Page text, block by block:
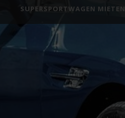
SUPERSPORTWAGEN MIETEN